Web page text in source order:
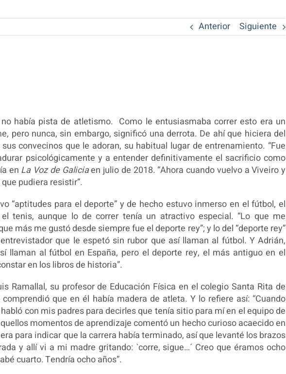
Anterior Siguiente
había pista de atletismo. Como le entusiasmaba correr esto era un
pero nunca, sin embargo, significó una derrota. De ahí que hiciera del
convecinos que le adoran, su habitual lugar de entrenamiento. “Fue
psicológicamente y a entender definitivamente el sacrificio como
en La Voz de Galiciaen julio de 2018. “Ahora cuando vuelvo a Viveiro y
pudiera resistir”.
“aptitudes para el deporte” y de hecho estuvo inmerso en el fútbol, el
tenis, aunque lo de correr tenía un atractivo especial. “Lo que me
más me gustó desde siempre fue el deporte rey”; y lo del “deporte rey”
que le espetó sin rubor que así llaman al fútbol. Y Adrián,
llaman al fútbol en España, pero el deporte rey, el más antiguo en el
en los libros de historia”.
Ramallal, su profesor de Educación Física en el colegio Santa Rita de
que en él había madera de atleta. Y lo refiere así: “Cuando
con mis padres para decirles que tenía sitio para mí en el equipo de
momentos de aprendizaje comentó un hecho curioso acaecido en
para indicar que la carrera había terminado, así que levanté los brazos
y allí vi a mi madre gritando: `corre, sigue…´ Creo que éramos ocho
cuarto. Tendría ocho años”.